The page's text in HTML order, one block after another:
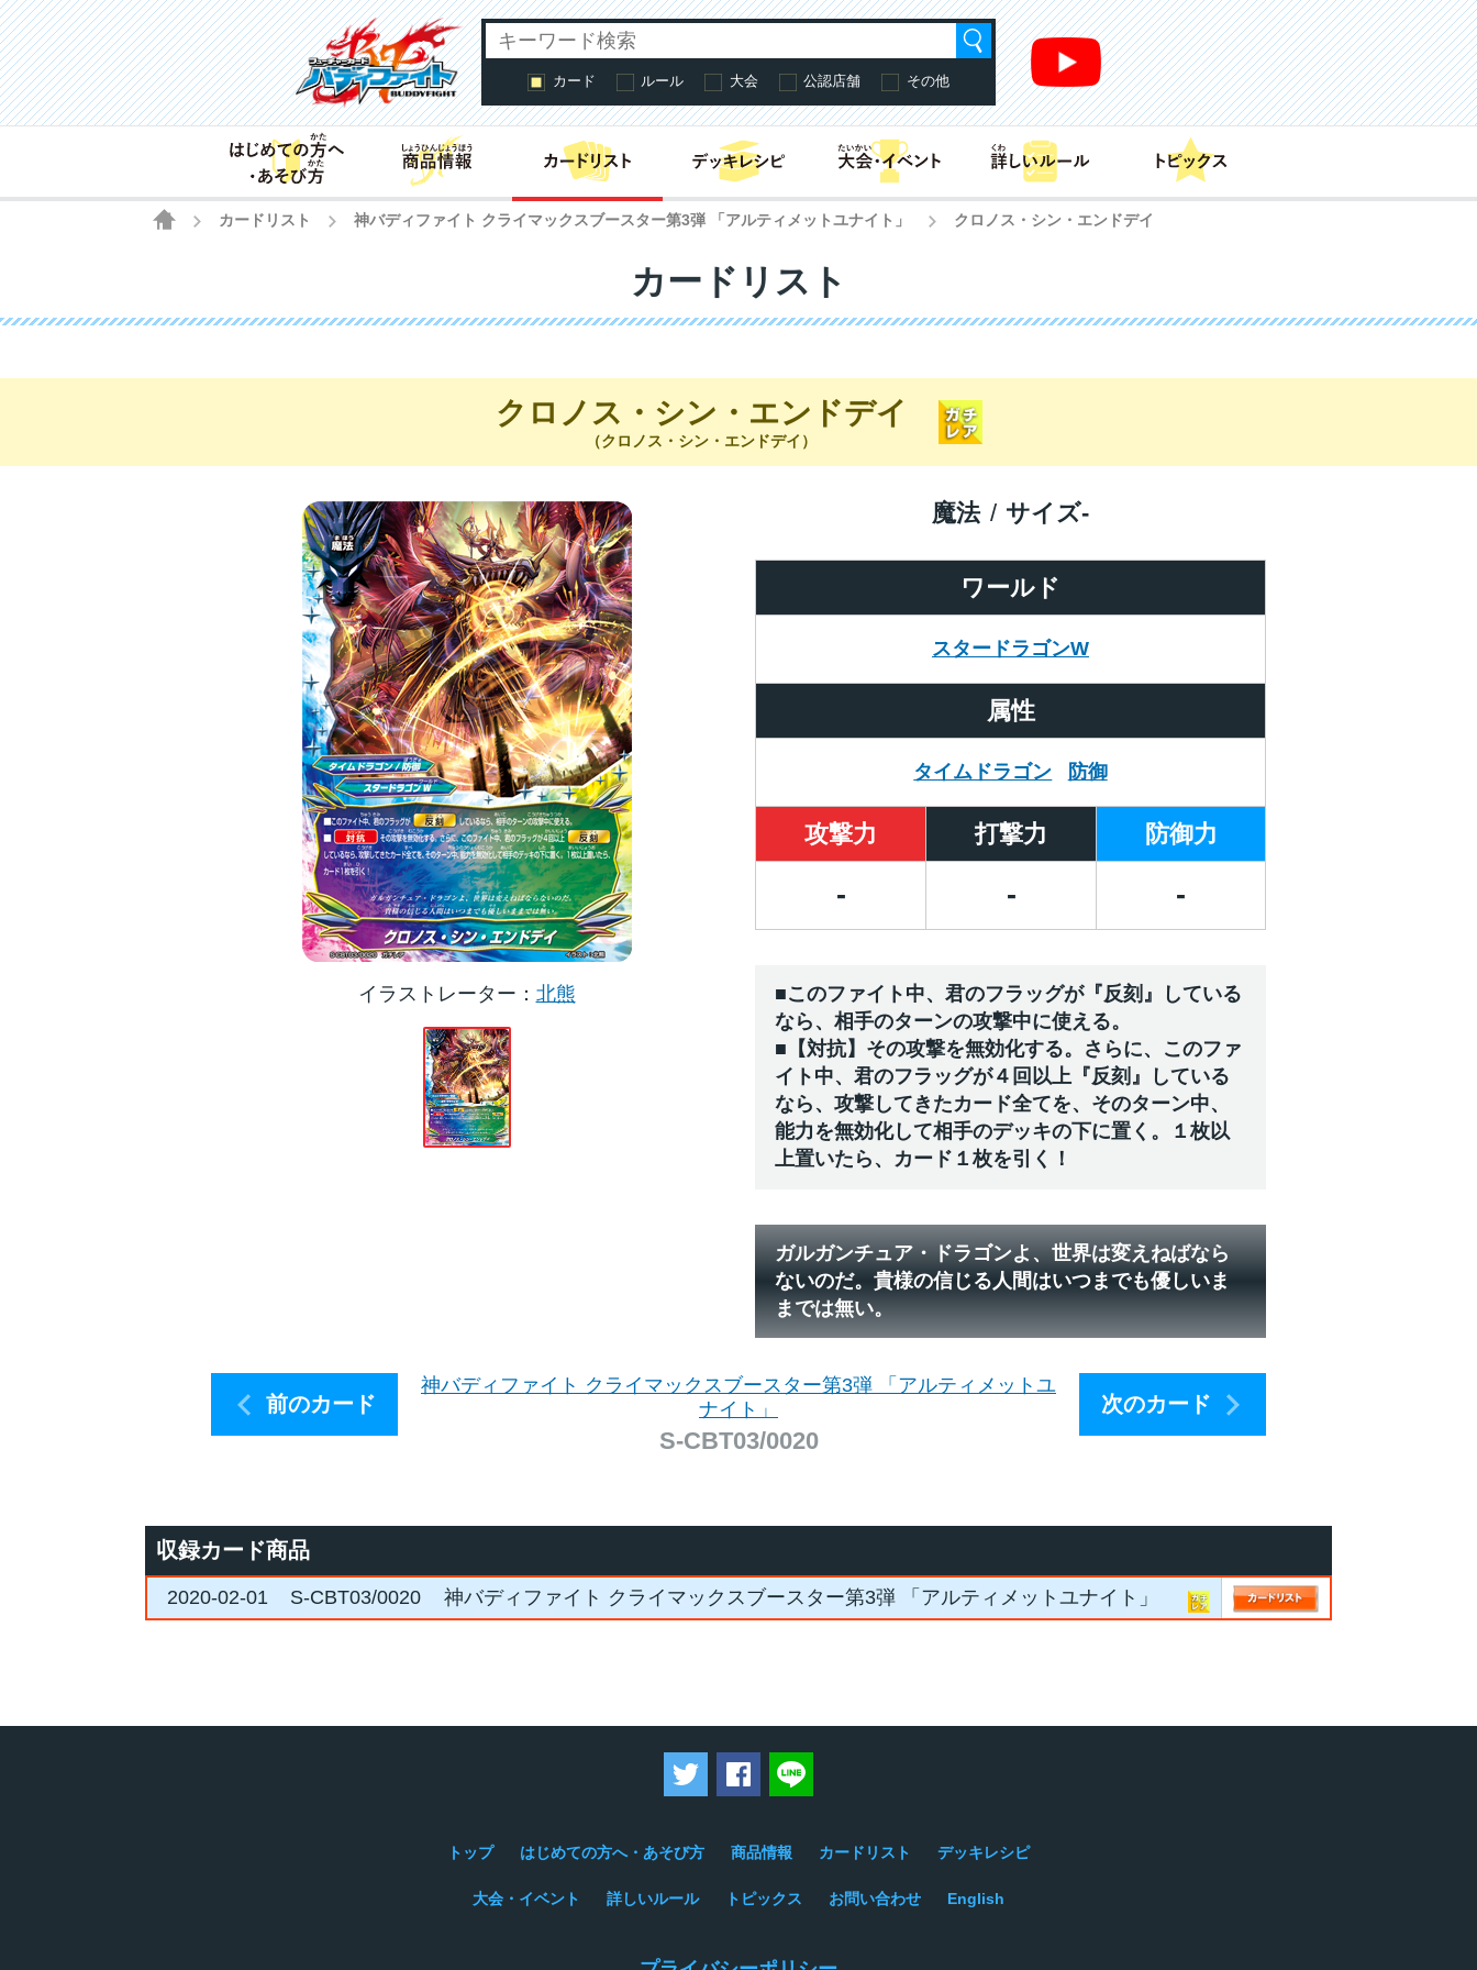
カード ルール 大会 公認店舗 その他
はじめての方へ・あそび方商品情報 カードリスト
HOME
カードリスト 神バディファイト クライマックスブースター第3弾 「アルティメットユナイト」 クロノス・シン・エンドデイ
カードリスト
クロノス・シン・エンドデイ
（クロノス・シン・エンドデイ）
イラストレーター 北熊
ワールド
スタードラゴンW
魔法 サイズ-
属性
タイムドラゴン 防御
攻撃力 打撃力 防御力
- - -
■このファイト中、君のフラッグが『反刻』している
なら、相手のターンの攻撃中に使える。
■【対抗】その攻撃を無効化する。さらに、このファ
イト中、君のフラッグが４回以上『反刻』している
なら、攻撃してきたカード全てを、そのターン中、
能力を無効化して相手のデッキの下に置く。１枚以
上置いたら、カード１枚を引く！
ガルガンチュア・ドラゴンよ、世界は変えねばなら
ないのだ。貴様の信じる人間はいつまでも優しいま
までは無い。
前のカード
神バディファイト クライマックスブースター第3弾 「アルティメットユ
ナイト」
S-CBT03/0020
次のカード
収録カード商品
2020-02-01 S-CBT03/0020 神バディファイト クライマックスブースター第3弾 「アルティメットユナイト」
ツイートするFacebookでシェアする
トップ はじめての方へ・あそび方 商品情報 カードリスト デッキレシピ
大会・イベント 詳しいルール トピックス お問い合わせ English